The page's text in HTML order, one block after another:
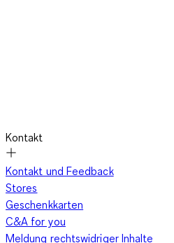
Kontakt
Kontakt und Feedback
Stores
Geschenkkarten
C&A for you
Meldung rechtswidriger Inhalte